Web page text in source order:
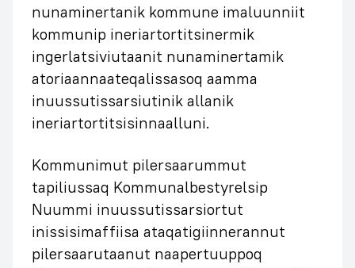
nunaminertanik kommune imaluunniit
kommunip ineriartortitsinermik
ingerlatsiviutaanit nunaminertamik
atoriaannaateqalissasoq aamma
inuussutissarsiutinik allanik
ineriartortitsisinnaalluni.
Kommunimut pilersaarummut
tapiliussaq Kommunalbestyrelsip
Nuummi inuussutissarsiortut
inissisimaffiisa ataqatigiinnerannut
pilersaarutaanut naapertuuppoq